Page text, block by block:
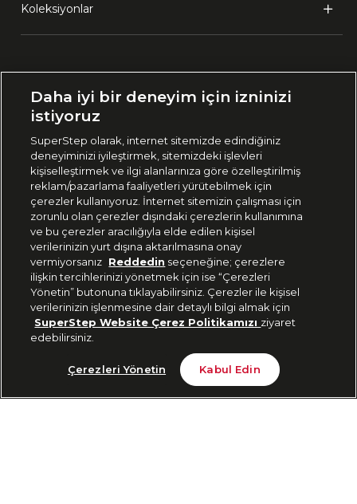
Tükendi
Koleksiyonlar
🇹🇷 Türkiye
444 37 36
Uygulamadan Takip Edin
Bizi Takip Edin
Daha iyi bir deneyim için izninizi
istiyoruz
SuperStep olarak, internet sitemizde edindiğiniz
deneyiminizi iyileştirmek, sitemizdeki işlevleri
kişiselleştirmek ve ilgi alanlarınıza göre özelleştirilmiş
reklam/pazarlama faaliyetleri yürütebilmek için
çerezler kullanıyoruz. İnternet sitemizin çalışması için
zorunlu olan çerezler dışındaki çerezlerin kullanımına
ve bu çerezler aracılığıyla elde edilen kişisel
verilerinizin yurt dışına aktarılmasına onay
vermiyorsanız Reddedin seçeneğine; çerezlere
ilişkin tercihlerinizi yönetmek için ise “Çerezleri
Yönetin” butonuna tıklayabilirsiniz. Çerezler ile kişisel
verilerinizin işlenmesine dair detaylı bilgi almak için
SuperStep Website Çerez Politikamızı ziyaret
edebilirsiniz.
Çerezleri Yönetin Kabul Edin